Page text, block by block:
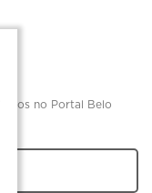
no Portal Belo